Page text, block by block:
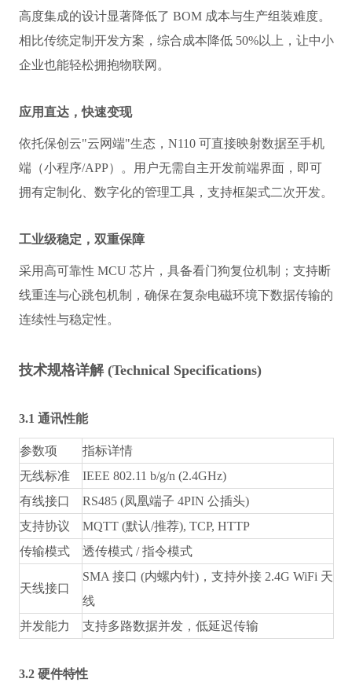
高度集成的设计显著降低了 BOM 成本与生产组装难度。
相比传统定制开发方案，综合成本降低 50%以上，让中小
企业也能轻松拥抱物联网。
应用直达，快速变现
依托保创云"云网端"生态，N110 可直接映射数据至手机
端（小程序/APP）。用户无需自主开发前端界面，即可
拥有定制化、数字化的管理工具，支持框架式二次开发。
工业级稳定，双重保障
采用高可靠性 MCU 芯片，具备看门狗复位机制；支持断
线重连与心跳包机制，确保在复杂电磁环境下数据传输的
连续性与稳定性。
技术规格详解 (Technical Specifications)
3.1 通讯性能
参数项
指标详情
无线标准
IEEE 802.11 b/g/n (2.4GHz)
有线接口
RS485 (凤凰端子 4PIN 公插头)
支持协议
MQTT (默认/推荐), TCP, HTTP
传输模式
透传模式 / 指令模式
天线接口
SMA 接口 (内螺内针)，支持外接 2.4G WiFi 天
线
并发能力
支持多路数据并发，低延迟传输
3.2 硬件特性